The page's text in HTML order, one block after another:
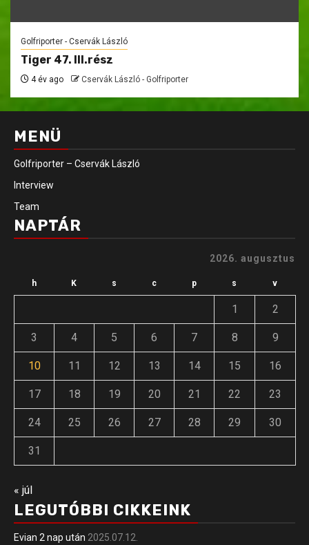
Golfriporter - Cservák László
Tiger 47. III.rész
4 év ago Cservák László - Golfriporter
MENÜ
Golfriporter – Cservák László
Interview
Team
NAPTÁR
2026. augusztus
h K s c p s v
1 2
3 4 5 6 7 8 9
10 11 12 13 14 15 16
17 18 19 20 21 22 23
24 25 26 27 28 29 30
31
« júl
LEGUTÓBBI CIKKEINK
Evian 2 nap után 2025.07.12.